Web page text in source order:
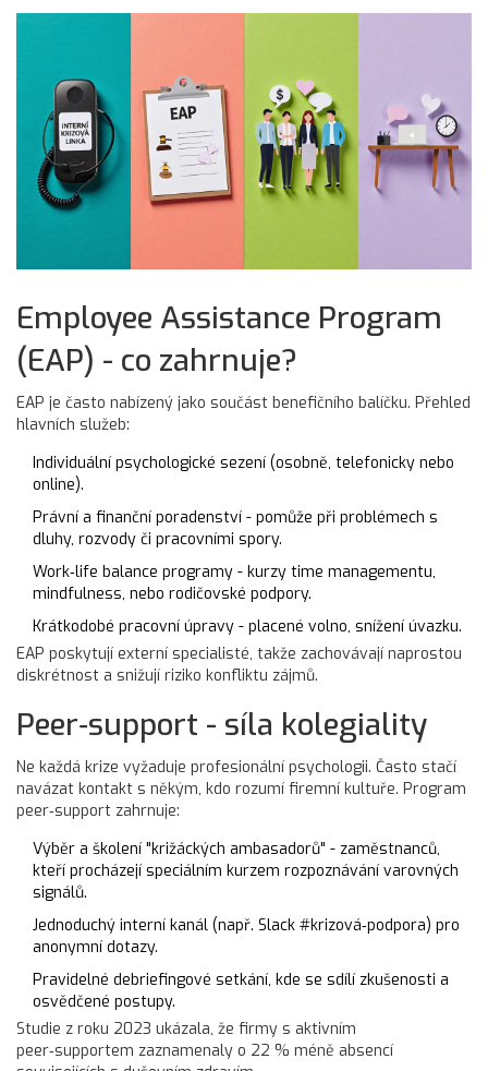
Employee Assistance Program
(EAP) - co zahrnuje?
EAP je často nabízený jako součást benefičního balíčku. Přehled
hlavních služeb:
Individuální psychologické sezení (osobně, telefonicky nebo
online).
Právní a finanční poradenství - pomůže při problémech s
dluhy, rozvody či pracovními spory.
Work‑life balance programy - kurzy time managementu,
mindfulness, nebo rodičovské podpory.
Krátkodobé pracovní úpravy - placené volno, snížení úvazku.
EAP poskytují externí specialisté, takže zachovávají naprostou
diskrétnost a snižují riziko konfliktu zájmů.
Peer‑support - síla kolegiality
Ne každá krize vyžaduje profesionální psychologii. Často stačí
navázat kontakt s někým, kdo rozumí firemní kultuře. Program
peer‑support zahrnuje:
Výběr a školení "križáckých ambasadorů" - zaměstnanců,
kteří procházejí speciálním kurzem rozpoznávání varovných
signálů.
Jednoduchý interní kanál (např. Slack #krizová‑podpora) pro
anonymní dotazy.
Pravidelné debriefingové setkání, kde se sdílí zkušenosti a
osvědčené postupy.
Studie z roku 2023 ukázala, že firmy s aktivním
peer‑supportem zaznamenaly o 22 % méně absencí